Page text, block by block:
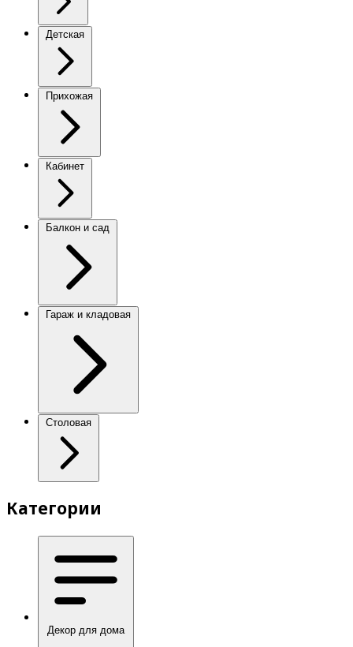
Детская
Прихожая
Кабинет
Балкон и сад
Гараж и кладовая
Столовая
Категории
Декор для дома